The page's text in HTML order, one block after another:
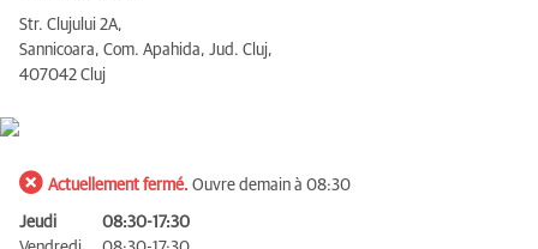
Str. Clujului 2A,
Sannicoara, Com. Apahida, Jud. Cluj,
407042 Cluj
Actuellement fermé. Ouvre demain à 08:30
Jeudi
08:30-17:30